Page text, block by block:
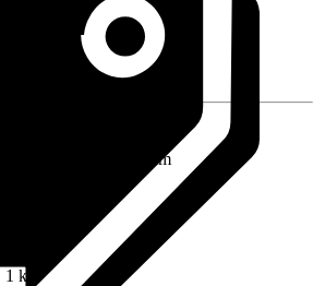
50 cm x 85 cm x 50 cm
1 ks